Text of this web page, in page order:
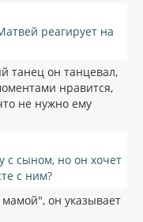
реагирует на
танец он танцевал,
нравится,
не нужно ему
с сыном, но он хочет
с ним?
он указывает